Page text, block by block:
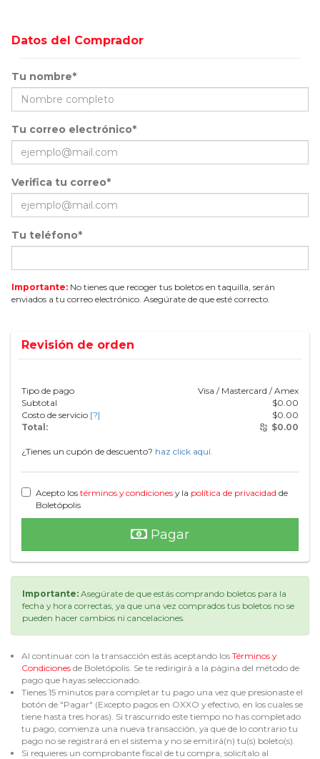
Datos del Comprador
Tu nombre*
Tu correo electrónico*
Verifica tu correo*
Tu teléfono*
Importante: No tienes que recoger tus boletos en taquilla, serán
enviados a tu correo electrónico. Asegúrate de que esté correcto.
Revisión de orden
Tipo de pago
Visa / Mastercard / Amex
Subtotal
$0.00
Costo de servicio [?] $0.00
Total:
$0.00
¿Tienes un cupón de descuento? haz click aquí.
Acepto los términos y condiciones y la política de privacidad de
Boletópolis
Pagar
Importante: Asegúrate de que estás comprando boletos para la
fecha y hora correctas, ya que una vez comprados tus boletos no se
pueden hacer cambios ni cancelaciones.
Al continuar con la transacción estás aceptando los Términos y
Condiciones de Boletópolis. Se te redirigirá a la página del método de
pago que hayas seleccionado.
Tienes 15 minutos para completar tu pago una vez que presionaste el
botón de "Pagar" (Excepto pagos en OXXO y efectivo, en los cuales se
tiene hasta tres horas). Si trascurrido este tiempo no has completado
tu pago, comienza una nueva transacción, ya que de lo contrario tu
pago no se registrará en el sistema y no se emitirá(n) tu(s) boleto(s).
Si requieres un comprobante fiscal de tu compra, solicítalo al